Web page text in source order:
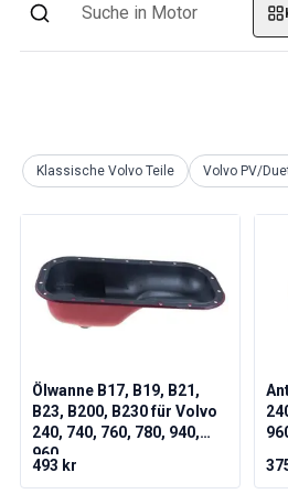
Volvo PV/Duett Sonstiges
Volvo PV/Duett Motor
Volvo Amazon KarosserieErsatzteile
Volvo Amazon Bremssystem
Volvo Amazon MotorenErsatzteile
Volvo Amazon Motor
Volvo Amazon Kraftstoff-/
Volvo Amazon Heizgerät/Frischluft
Volvo Amazon Getriebe/
Volvo Amazon Verschiedene
Volvo Amazon Räder/Nabenkappen
Klassische Volvo Teile Volvo PV/
Ölwanne B17, B19, B21,
B23, B200, B230 für Volvo
240, 740, 760, 780, 940,
960
493 kr